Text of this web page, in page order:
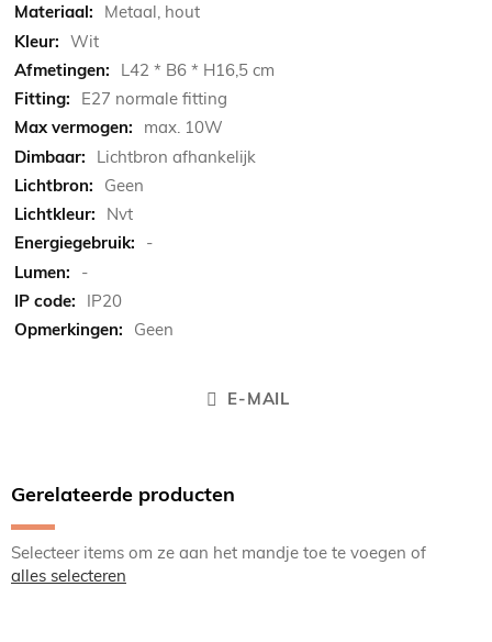
Metaal, hout
Wit
L42 * B6 * H16,5 cm
E27 normale fitting
max. 10W
Lichtbron afhankelijk
Geen
Nvt
-
-
IP20
Geen
E-MAIL
Gerelateerde producten
Selecteer items om ze aan het mandje toe te voegen of
alles selecteren